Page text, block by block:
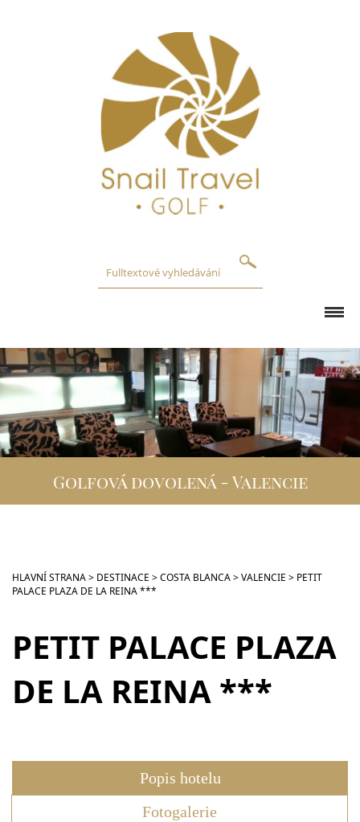
GOLFOVÁ HŘIŠTĚ
DESTINACE
GOLFOVÁ DOVOLENÁ
SKUPINOVÉ ZÁJEZDY
INFO
Golfová dovolená - Valencie
HLAVNÍ STRANA> DESTINACE >COSTA BLANCA>VALENCIE > PETIT
PALACE PLAZA DE LA REINA ***
PETIT PALACE PLAZA
DE LA REINA ***
Popis hotelu
Fotogalerie